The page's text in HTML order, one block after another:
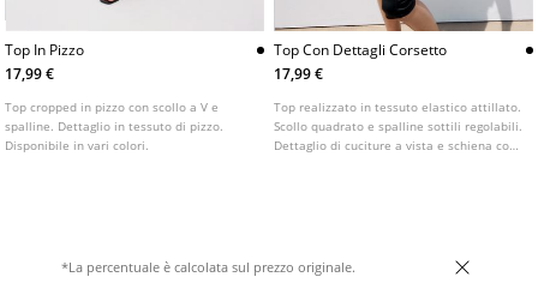
Top In Pizzo
17,99 €
Top cropped in pizzo con scollo a V e
spalline. Dettaglio in tessuto di pizzo.
Disponibile in vari colori.
Top Con Dettagli Corsetto
17,99 €
Top realizzato in tessuto elastico attillato.
Scollo quadrato e spalline sottili regolabili.
Dettaglio di cuciture a vista e schiena con
*La percentuale è calcolata sul prezzo originale.